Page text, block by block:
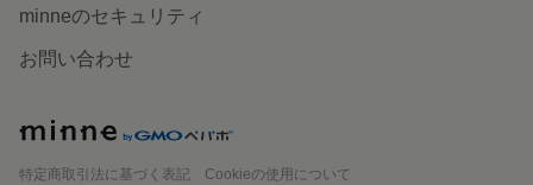
minneのセキュリティ
お問い合わせ
特定商取引法に基づく表記
Cookieの使用について